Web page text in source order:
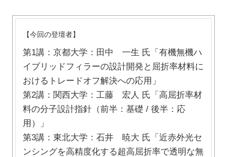
【今回の登壇者】
第1講：京都大学：田中 一生 氏「有機無機ハ
イブリッドフィラーの設計開発と屈折率材料に
おけるトレードオフ解決への応用」
第2講：関西大学：工藤 宏人 氏「高屈折率材
料の分子設計指針（前半：基礎 / 後半：応
用）」
第3講：東北大学：石井 暁大 氏「近赤外光セ
ンシングを高精度化する超高屈折率で透明な無